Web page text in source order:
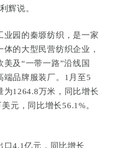
辉说。
业园的秦塬纺织，是一家
的大型民营纺织企业，
及“一带一路”沿线国
端品牌服装厂。1月至5
为1264.8万米，同比增长
元，同比增长56.1%。
口4.1亿元，同比增长